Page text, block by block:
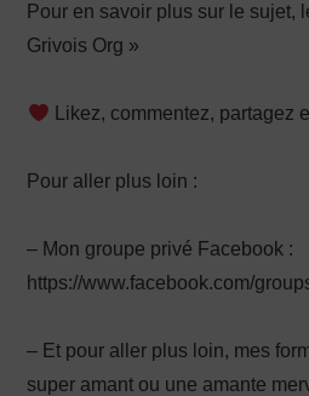
Pour en savoir plus sur le sujet,
Grivois Org »
Likez, commentez, partagez
Pour aller plus loin :
– Mon groupe privé Facebook :
https://www.facebook.com/
– Et pour aller plus loin, mes
super amant ou une amante